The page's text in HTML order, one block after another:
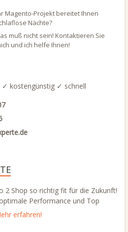
Magento-Projekt bereitet Ihnen
Nächte?
muß nicht sein! Kontaktieren Sie
und ich helfe Ihnen!
kostengünstig ✓ schnell
2 Shop so richtig fit für die Zukunft!
Performance und Top
erfahren!